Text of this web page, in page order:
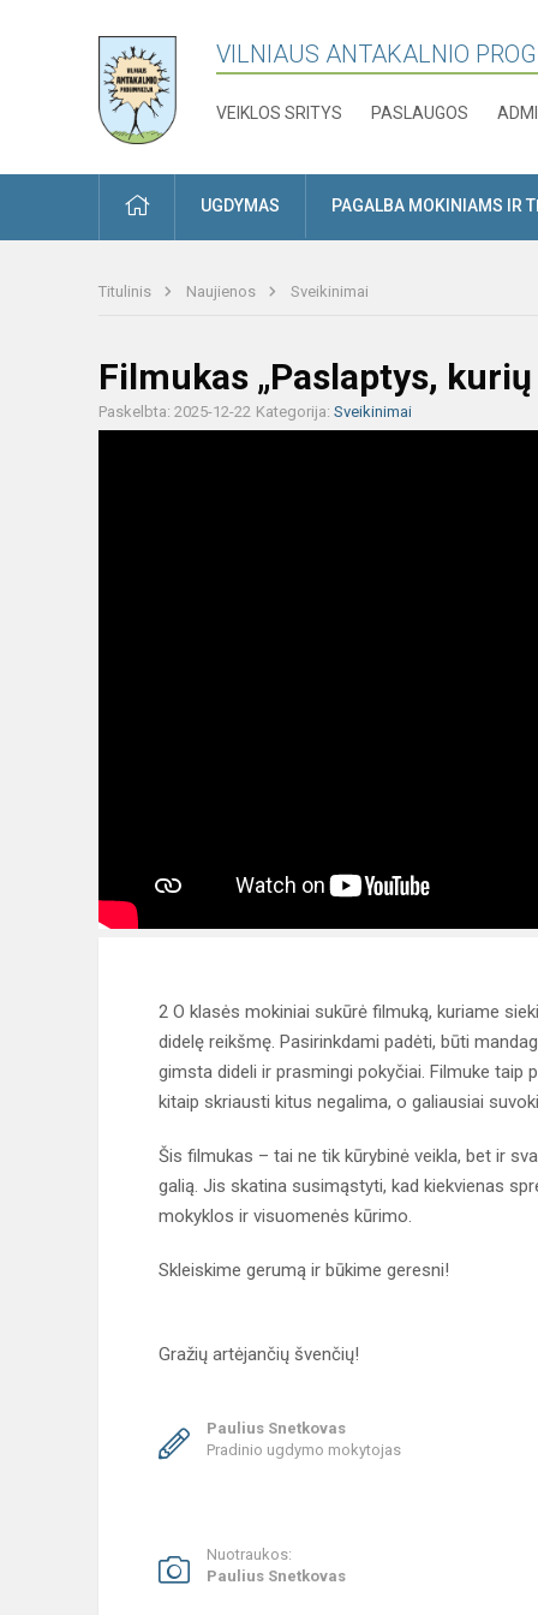
VILNIAUS ANTAKALNIO
VEIKLOS SRITYS PASLAUGOS
PRADŽIAUGDYMAS PAGALBA MOKINIAMS IR
Titulinis Naujienos Sveikinimai
Filmukas „Paslaptys,
Paskelbta: 2025-12-22 Kategorija: Sveikinimai
2 O klasės mokiniai sukūrė filmuką, kuriame
didelę reikšmę. Pasirinkdami padėti, būti
gimsta dideli ir prasmingi pokyčiai. Filmuke
kitaip skriausti kitus negalima, o galiausiai
Šis filmukas – tai ne tik kūrybinė veikla, bet ir
galią. Jis skatina susimąstyti, kad kiekvienas
mokyklos ir visuomenės kūrimo.
Skleiskime gerumą ir būkime geresni!
Gražių artėjančių švenčių!
Paulius Snetkovas
Pradinio ugdymo mokytojas
Nuotraukos:
Paulius Snetkovas